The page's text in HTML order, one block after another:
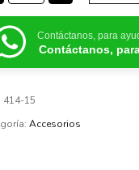
Contáctanos, para
Contáctanos,
414-15
Accesorios